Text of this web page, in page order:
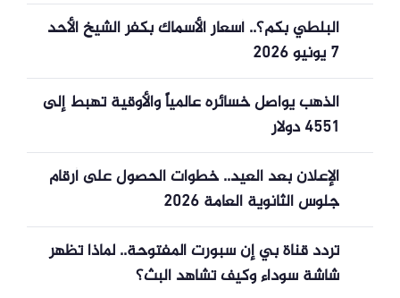
البلطي بكم؟.. أسعار الأسماك بكفر الشيخ الأحد
7 يونيو 2026
الذهب يواصل خسائره عالمياً والأوقية تهبط إلى
4551 دولار
الإعلان بعد العيد.. خطوات الحصول على أرقام
جلوس الثانوية العامة 2026
تردد قناة بي إن سبورت المفتوحة.. لماذا تظهر
شاشة سوداء وكيف تشاهد البث؟